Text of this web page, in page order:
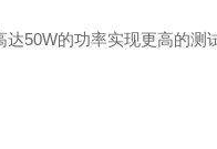
50W的功率实现更高的测